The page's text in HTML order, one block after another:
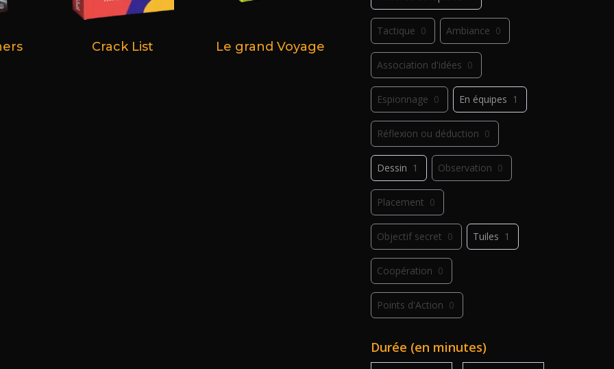
Crack List Le grand Voyage
Tactique 0 Ambiance 0
Association d'idées 0
Espionnage 0 En équipes 1
Réflexion ou déduction 0
Dessin 1 Observation 0
Placement 0
Objectif secret 0 Tuiles 1
Coopération 0
Points d'Action 0
Déplacement 0
Durée (en minutes)